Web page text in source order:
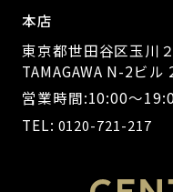
本店
東京都世田谷区玉川
TAMAGAWA N-2ビル
営業時間:10:00～
TEL: 0120-721-217